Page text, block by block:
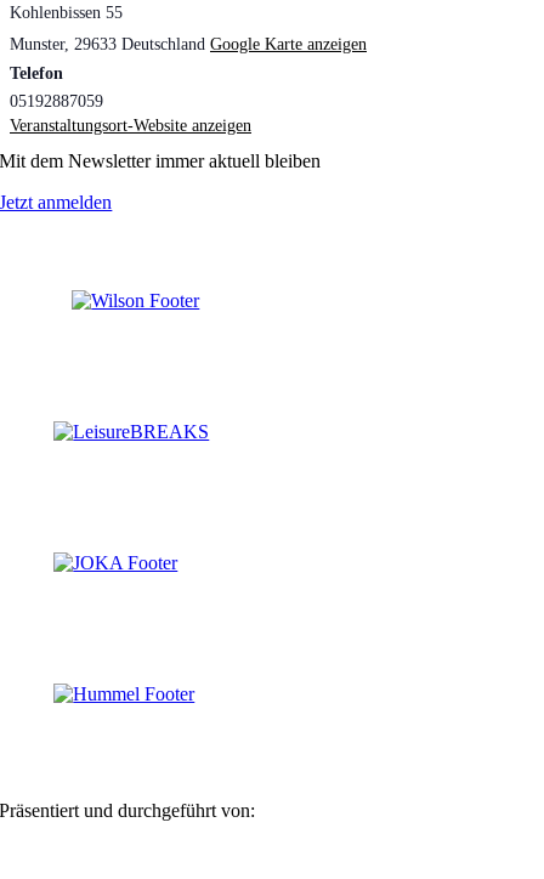
Kohlenbissen 55
Munster, 29633 Deutschland Google Karte anzeigen
Telefon
05192887059
Veranstaltungsort-Website anzeigen
Mit dem Newsletter immer aktuell bleiben
Jetzt anmelden
Präsentiert und durchgeführt von: